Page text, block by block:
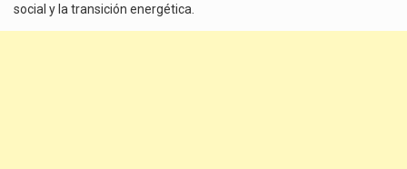
social y la transición energética.